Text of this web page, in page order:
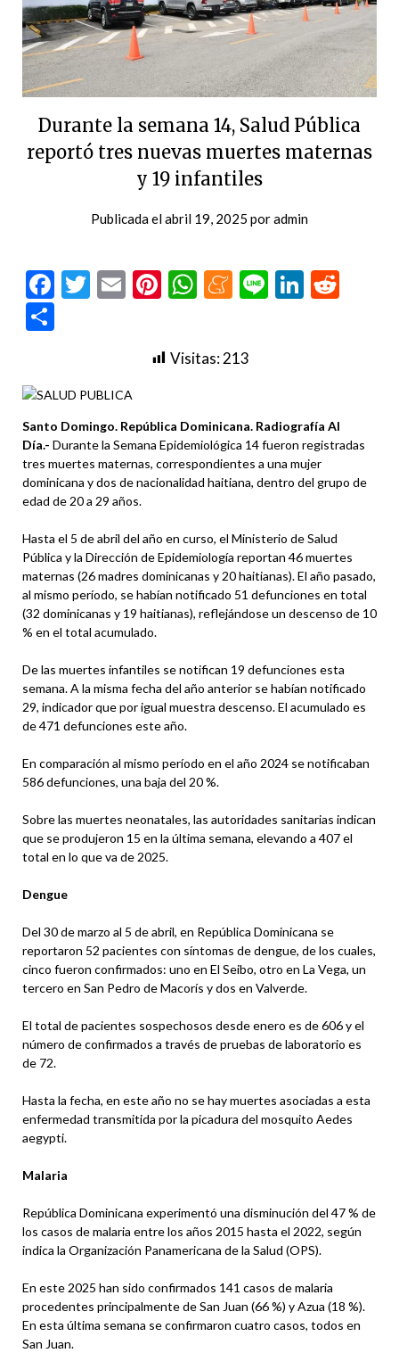
Durante la semana 14, Salud Pública
reportó tres nuevas muertes maternas
y 19 infantiles
Publicada elabril 19, 2025 poradmin
Facebook
Twitter
EmailPinterest
WhatsApp
Meneame
Line
Visitas:213
Santo Domingo. República Dominicana. Radiografía Al
Día.- Durante la Semana Epidemiológica 14 fueron registradas
tres muertes maternas, correspondientes a una mujer
dominicana y dos de nacionalidad haitiana, dentro del grupo de
edad de 20 a 29 años.
Hasta el 5 de abril del año en curso, el Ministerio de Salud
Pública y la Dirección de Epidemiología reportan 46 muertes
maternas (26 madres dominicanas y 20 haitianas). El año pasado,
al mismo período, se habían notificado 51 defunciones en total
(32 dominicanas y 19 haitianas), reflejándose un descenso de 10
% en el total acumulado.
De las muertes infantiles se notifican 19 defunciones esta
semana. A la misma fecha del año anterior se habían notificado
29, indicador que por igual muestra descenso. El acumulado es
de 471 defunciones este año.
En comparación al mismo período en el año 2024 se notificaban
586 defunciones, una baja del 20 %.
Sobre las muertes neonatales, las autoridades sanitarias indican
que se produjeron 15 en la última semana, elevando a 407 el
total en lo que va de 2025.
Dengue
Del 30 de marzo al 5 de abril, en República Dominicana se
reportaron 52 pacientes con síntomas de dengue, de los cuales,
cinco fueron confirmados: uno en El Seibo, otro en La Vega, un
tercero en San Pedro de Macorís y dos en Valverde.
El total de pacientes sospechosos desde enero es de 606 y el
número de confirmados a través de pruebas de laboratorio es
de 72.
Hasta la fecha, en este año no se hay muertes asociadas a esta
enfermedad transmitida por la picadura del mosquito Aedes
aegypti.
Malaria
República Dominicana experimentó una disminución del 47 % de
los casos de malaria entre los años 2015 hasta el 2022, según
indica la Organización Panamericana de la Salud (OPS).
En este 2025 han sido confirmados 141 casos de malaria
procedentes principalmente de San Juan (66 %) y Azua (18 %).
En esta última semana se confirmaron cuatro casos, todos en
San Juan.